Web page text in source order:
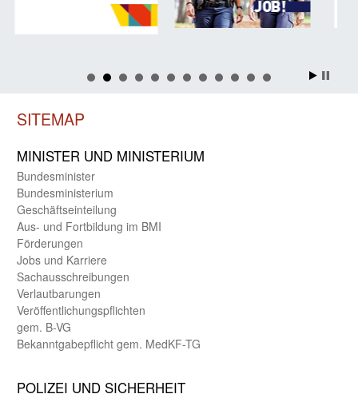
SITEMAP
MINISTER UND MINIST­ERIUM
Bundes­minister
Bundes­ministerium
Geschäfts­einteilung
Aus- und Fortbildung im BMI
Förderungen
Jobs und Karriere
Sachaus­schreibungen
Verlautbarungen
Veröffentlichungspflichten
gem. B-VG
Bekanntgabepflicht gem. MedKF-TG
POLIZEI UND SICHER­HEIT